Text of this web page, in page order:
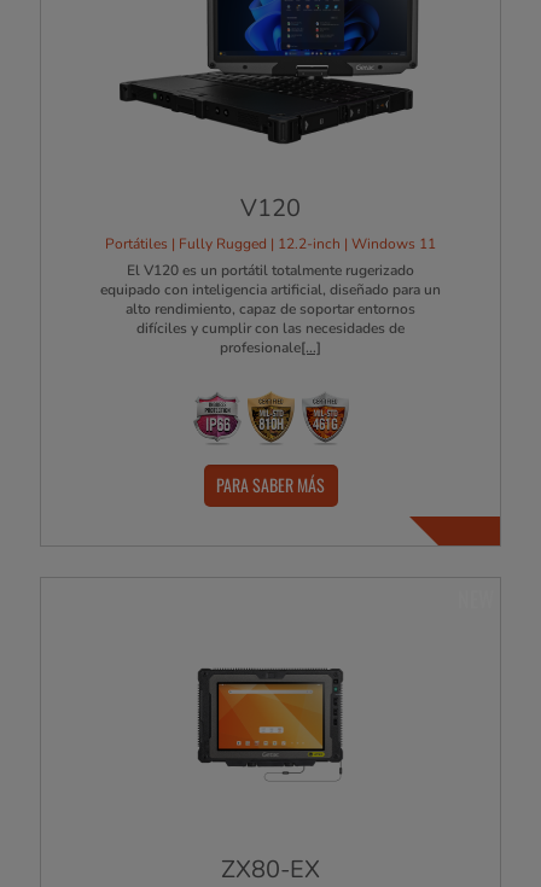
V120
Portátiles | Fully Rugged | 12.2-inch | Windows 11
El V120 es un portátil totalmente rugerizado
equipado con inteligencia artificial, diseñado para un
alto rendimiento, capaz de soportar entornos
difíciles y cumplir con las necesidades de
profesionale[...]
PARA SABER MÁS
ZX80-EX